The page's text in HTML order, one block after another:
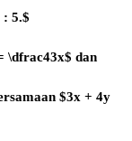
5.$
\dfrac43x$ dan
$3x + 4y